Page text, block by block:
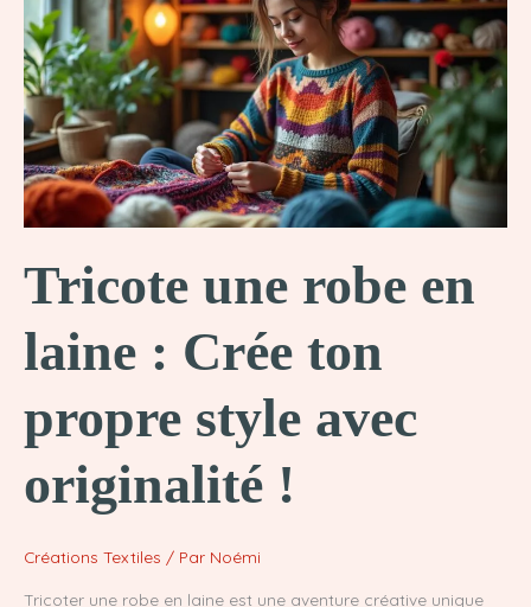
créations
en
toute
simplicité
!
Tricote une robe en
laine : Crée ton
propre style avec
originalité !
Créations Textiles / Par Noémi
Tricoter une robe en laine est une aventure créative unique